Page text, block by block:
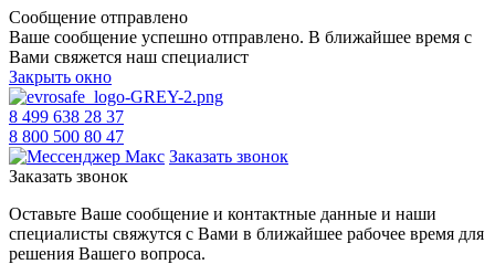
Сообщение отправлено
Ваше сообщение успешно отправлено. В ближайшее время с
Вами свяжется наш специалист
Закрыть окно
8 499 638 28 37
8 800 500 80 47
Заказать звонок
Заказать звонок
Оставьте Ваше сообщение и контактные данные и наши
специалисты свяжутся с Вами в ближайшее рабочее время для
решения Вашего вопроса.